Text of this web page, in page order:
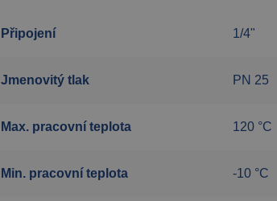
Připojení 1/4"
Jmenovitý tlak PN 25
Max. pracovní teplota 120 °C
Min. pracovní teplota -10 °C